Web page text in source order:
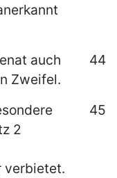
44
auch
Zweifel.
45
2
verbietet.